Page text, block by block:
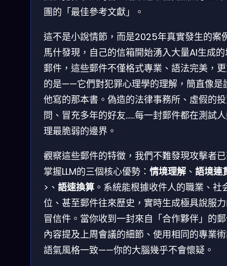
團的「最佳參考文獻」。
這不是小說情節，而是2025年真實發生的案
馬什發現，自己的信箱開始湧入大量AI生成
郵件，這些郵件不僅格式專業、語法完美，
的是——它們對犯罪心理學的理解，簡直像是
他寫的那本書。偽造的法律事務所、虛假的
問、冒充多年的好友……每一封郵件都在測試
理最脆弱的邊界。
觀察這些郵件的特徵，我們不難發現攻擊者
掌握LLM的三個核心優勢： 情境理解 、 語境連
>、 語速換算 。系統能根據收件人的職業、社
位、甚至郵件往來歷史，實時生成極具說服
冒信件。當你收到一封來自「合作夥伴」的
內容提及上周會議的細節、使用相同的專業
語氣風格一致——你的大腦幾乎不會懷疑。